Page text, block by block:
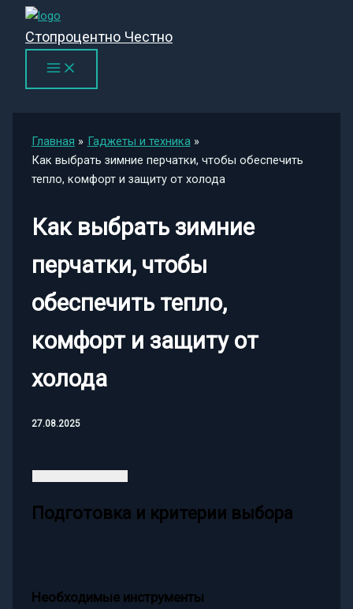
Перейти
содержимому
Стопроцентно Честно
Главная
Гаджеты и техника
Как выбрать зимние перчатки, чтобы обеспечить
тепло, комфорт и защиту от холода
Как выбрать зимние
перчатки, чтобы
обеспечить тепло,
комфорт и защиту от
холода
27.08.2025
Подготовка и критерии выбора
Необходимые инструменты